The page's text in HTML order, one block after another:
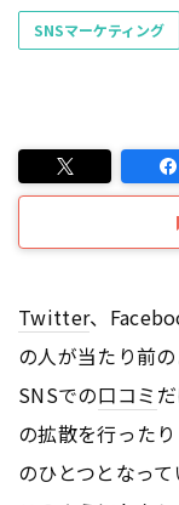
SNSマーケティング
Twitter、
の人が当たり前
SNSでの口コミ
の拡散を行った
のひとつとなって